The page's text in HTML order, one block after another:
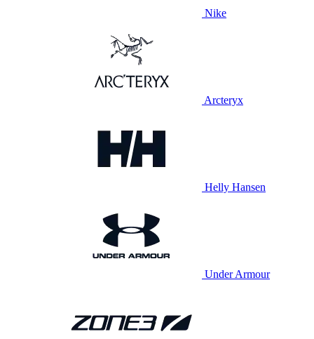
Nike
Arcteryx
Helly Hansen
Under Armour